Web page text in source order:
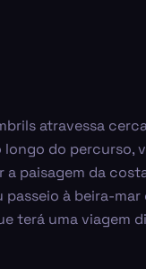
atravessa
longo do
paisagem da
à beira-
terá uma viagem